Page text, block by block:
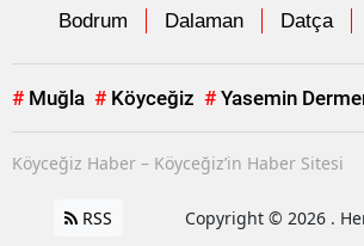
Bodrum Dalaman Datça
# Muğla # Köyceğiz # Yasemin
Köyceğiz Haber – Köyceğiz’in Haber Sitesi
RSS Copyright © 2026 . Her